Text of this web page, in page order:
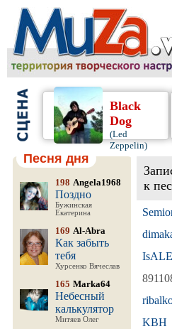
Black
Dog
(Led
Zeppelin)
Песня дня
198 Angela1968
Поздно
Бужинская
Екатерина
169 Al-Abra
Как забыть
тебя
Хурсенко Вячеслав
165 Marka64
Небесный
калькулятор
Митяев Олег
к
KBH